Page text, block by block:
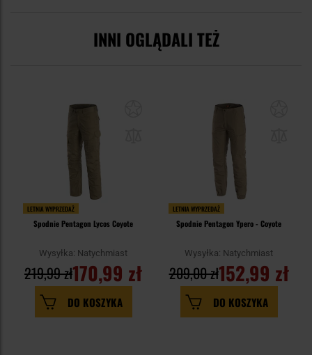
INNI OGLĄDALI TEŻ
LETNIA WYPRZEDAŻ
Spodnie Pentagon Lycos Coyote
Wysyłka: Natychmiast
170,99 zł
219,99 zł
DO KOSZYKA
LETNIA WYPRZEDAŻ
Spodnie Pentagon Ypero - Coyote
Wysyłka: Natychmiast
152,99 zł
209,00 zł
DO KOSZYKA